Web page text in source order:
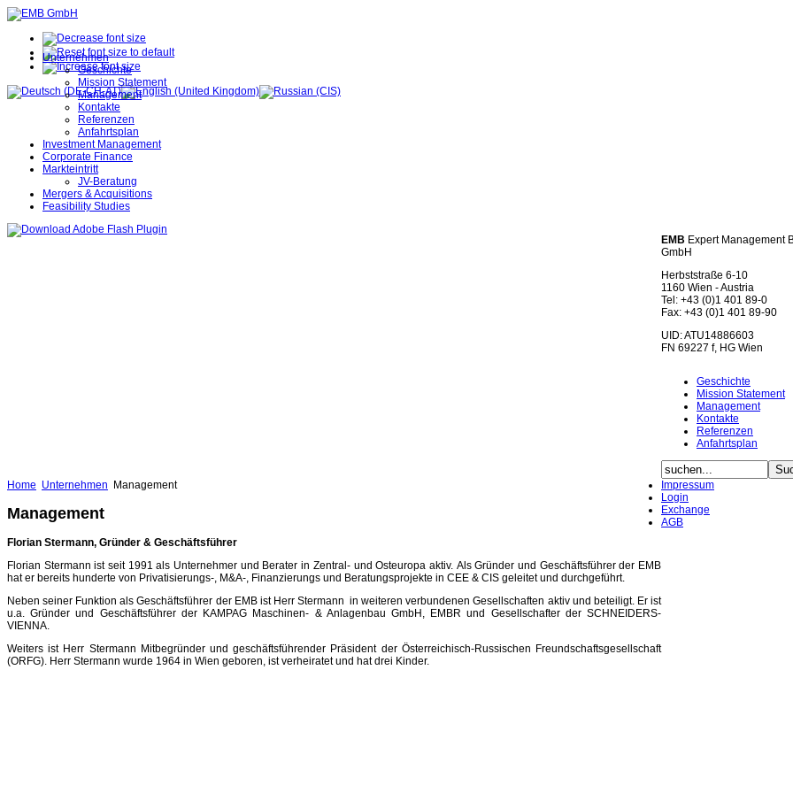
Unternehmen
Geschichte
Mission Statement
Management
Kontakte
Referenzen
Anfahrtsplan
Investment Management
Corporate Finance
Markteintritt
JV-Beratung
Mergers & Acquisitions
Feasibility Studies
EMB Expert Management
GmbH
Herbststraße 6-10
1160 Wien - Austria
Tel: +43 (0)1 401 89-0
Fax: +43 (0)1 401 89-90
UID: ATU14886603
FN 69227 f, HG Wien
Geschichte
Mission Statement
Management
Kontakte
Referenzen
Anfahrtsplan
Home Unternehmen Management
Management
Florian Stermann, Gründer & Geschäftsführer
Florian Stermann ist seit 1991 als Unternehmer und Berater in Zentral- und Osteuropa aktiv. Als Gründer und Geschäftsführer der EMB
hat er bereits hunderte von Privatisierungs-, M&A-, Finanzierungs und Beratungsprojekte in CEE & CIS geleitet und durchgeführt.
Neben seiner Funktion als Geschäftsführer der EMB ist Herr Stermann in weiteren verbundenen Gesellschaften aktiv und beteiligt. Er ist
u.a. Gründer und Geschäftsführer der KAMPAG Maschinen- & Anlagenbau GmbH, EMBR und Gesellschafter der SCHNEIDERS-
VIENNA.
Weiters ist Herr Stermann Mitbegründer und geschäftsführender Präsident der Österreichisch-Russischen Freundschaftsgesellschaft
(ORFG). Herr Stermann wurde 1964 in Wien geboren, ist verheiratet und hat drei Kinder.
Impressum
Login
Exchange
AGB